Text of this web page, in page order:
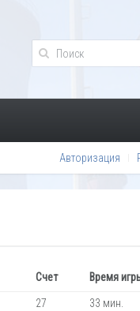
Авторизация
Счет Время
27
33 мин.